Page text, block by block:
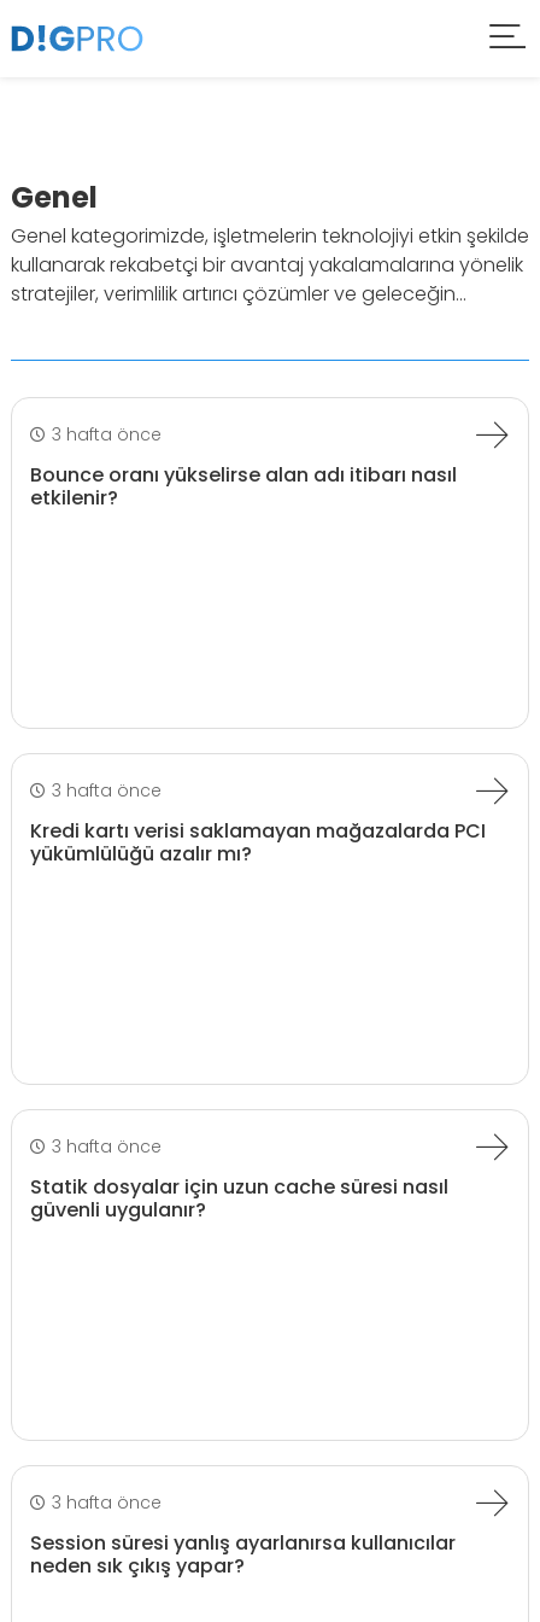
Genel
Genel kategorimizde, işletmelerin teknolojiyi etkin şekilde
kullanarak rekabetçi bir avantaj yakalamalarına yönelik
stratejiler, verimlilik artırıcı çözümler ve geleceğin...
3 hafta önce
Bounce oranı yükselirse alan adı itibarı nasıl
etkilenir?
3 hafta önce
Kredi kartı verisi saklamayan mağazalarda PCI
yükümlülüğü azalır mı?
3 hafta önce
Statik dosyalar için uzun cache süresi nasıl
güvenli uygulanır?
3 hafta önce
Session süresi yanlış ayarlanırsa kullanıcılar
neden sık çıkış yapar?